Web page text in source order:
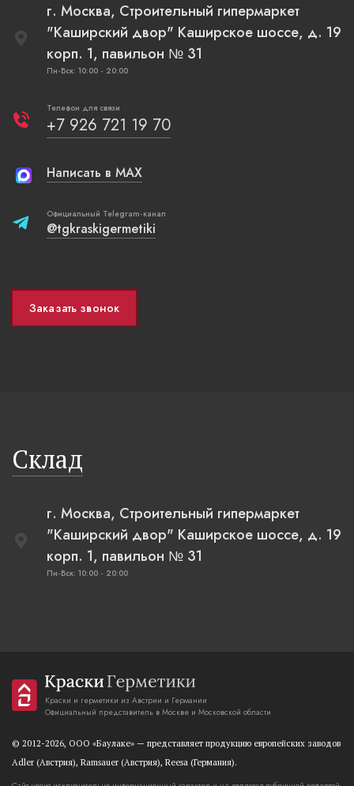
г. Москва, Строительный гипермаркет
"Каширский двор" Каширское шоссе, д. 19
корп. 1, павильон № 31
Пн-Вск: 10:00 - 20:00
Телефон для связи
+7 926 721 19 70
Написать в MAX
Официальный Telegram-канал
@tgkraskigermetiki
Заказать звонок
Склад
г. Москва, Строительный гипермаркет
"Каширский двор" Каширское шоссе, д. 19
корп. 1, павильон № 31
Пн-Вск: 10:00 - 20:00
Краски и герметики из Австрии и Германии
Официальный представитель в Москве и Московской области
© 2012-2026, OOO «Баулаке» — представляет продукцию европейских заводов
Adler (Австрия), Ramsauer (Австрия), Reesa (Германия).